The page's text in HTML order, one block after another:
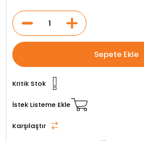
Kritik Stok
İstek Listeme Ekle
Karşılaştır